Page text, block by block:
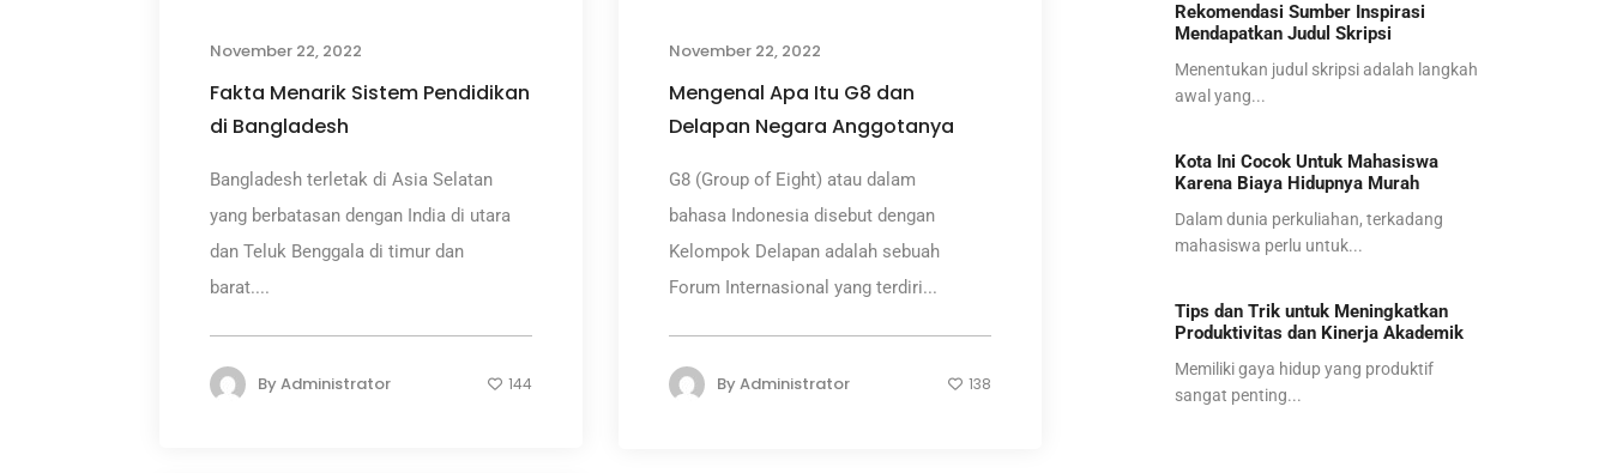
November 22, 2022
Fakta Menarik Sistem Pendidikan
di Bangladesh
Bangladesh terletak di Asia Selatan
yang berbatasan dengan India di utara
dan Teluk Benggala di timur dan
barat....
ByAdministrator 144
November 22, 2022
Mengenal Apa Itu G8 dan
Delapan Negara Anggotanya
G8 (Group of Eight) atau dalam
bahasa Indonesia disebut dengan
Kelompok Delapan adalah sebuah
Forum Internasional yang terdiri...
ByAdministrator 138
Rekomendasi Sumber Inspirasi
Mendapatkan Judul Skripsi
Menentukan judul skripsi adalah langkah
awal yang...
Kota Ini Cocok Untuk Mahasiswa
Karena Biaya Hidupnya Murah
Dalam dunia perkuliahan, terkadang
mahasiswa perlu untuk...
Tips dan Trik untuk Meningkatkan
Produktivitas dan Kinerja Akademik
Memiliki gaya hidup yang produktif
sangat penting...